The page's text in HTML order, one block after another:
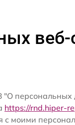
веб-
"О
https://rnd.hiper-
с моими